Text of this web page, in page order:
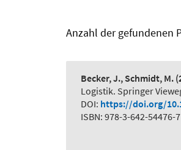
Anzahl der gefundenen
Becker, J., Schmidt, M.
Logistik. Springer
DOI: https://doi.org/
ISBN: 978-3-642-54476-7